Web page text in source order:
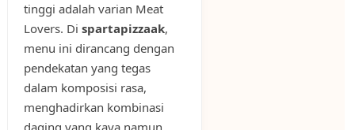
tinggi adalah varian Meat
Lovers. Di spartapizzaak,
menu ini dirancang dengan
pendekatan yang tegas
dalam komposisi rasa,
menghadirkan kombinasi